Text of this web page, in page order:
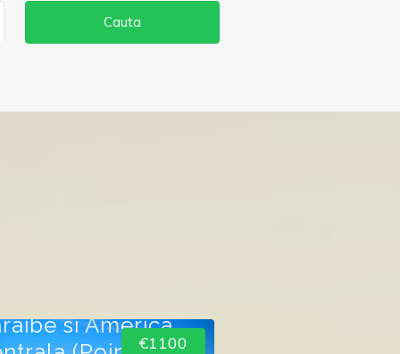
Cauta
€1100
si America